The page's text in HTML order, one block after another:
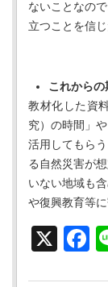
ないことなの
立つことを信じ
これから
教材化した資
究）の時間」
活用してもら
る自然災害が
いない地域も
や復興教育等
X